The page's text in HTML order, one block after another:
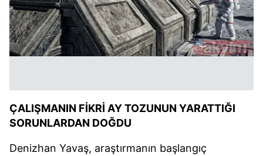
ÇALIŞMANIN FİKRİ AY TOZUNUN YARATTIĞI
SORUNLARDAN DOĞDU
Denizhan Yavaş, araştırmanın başlangıç